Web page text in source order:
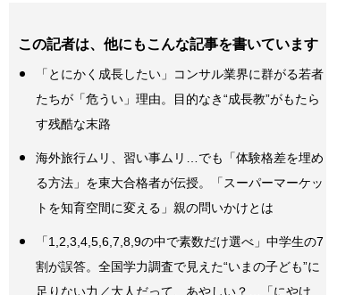
この記者は、他にもこんな記事を書いています
「とにかく成長したい」コンサル業界に群がる若者
たちが「危うい」理由。目的なき“成長教”がもたら
す残酷な末路
海外旅行ムリ、習い事ムリ…でも「体験格差を埋め
る方法」を東大合格者が伝授。「スーパーマーケッ
トを知育空間に変える」親の問いかけとは
「1,2,3,4,5,6,7,8,9の中で素数だけ選べ」中学生の7
割が誤答。全国学力調査で見えた“いまの子ども”に
足りない力／大人だって、あやしい？…「にやけ